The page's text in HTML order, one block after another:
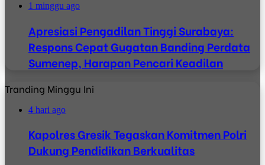
1 minggu ago
Apresiasi Pengadilan Tinggi Surabaya:
Respons Cepat Gugatan Banding Perdata
Sumenep, Harapan Pencari Keadilan
Tranding Minggu Ini
4 hari ago
Kapolres Gresik Tegaskan Komitmen Polri
Dukung Pendidikan Berkualitas